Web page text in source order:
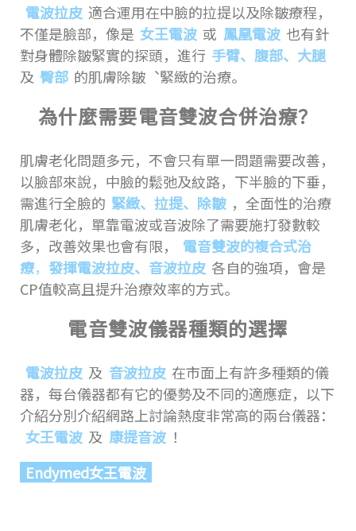
電波拉皮 適合運用在中臉的拉提以及除皺療程，
不僅是臉部，像是 女王電波 或 鳳凰電波 也有針
對身體除皺緊實的探頭，進行 手臂、腹部、大腿
及 臀部 的肌膚除皺︑緊緻的治療。
為什麼需要電音雙波合併治療？
肌膚老化問題多元，不會只有單一問題需要改善，
以臉部來說，中臉的鬆弛及紋路，下半臉的下垂，
需進行全臉的 緊緻、拉提、除皺 ，全面性的治療
肌膚老化，單靠電波或音波除了需要施打發數較
多，改善效果也會有限，
電音雙波的複合式治
療， 發揮電波拉皮、音波拉皮 各自的強項，會是
CP值較高且提升治療效率的方式。
電音雙波儀器種類的選擇
電波拉皮 及 音波拉皮 在市面上有許多種類的儀
器，每台儀器都有它的優勢及不同的適應症，以下
介紹分別介紹網路上討論熱度非常高的兩台儀器：
女王電波 及 康提音波 ！
Endymed女王電波